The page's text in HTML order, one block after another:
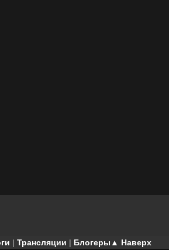
▲ Наверх
| Трансляции | Блогеры